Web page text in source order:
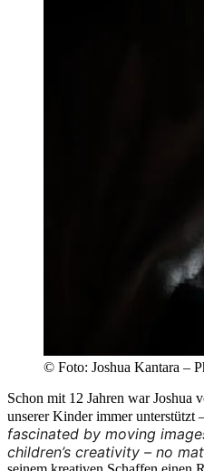
© Foto: Joshua Kantara –
Schon mit 12 Jahren war Joshua
unserer Kinder immer unterstützt
fascinated by moving
children’s creativity – no